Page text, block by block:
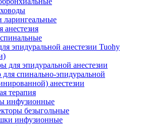
ларингеальные
анестезия
эпидуральной анестезии Tuohy
для эпидуральной анестезии
для спинально-эпидуральной
анестезии
терапия
инфузионные
безыгольные
инфузионные